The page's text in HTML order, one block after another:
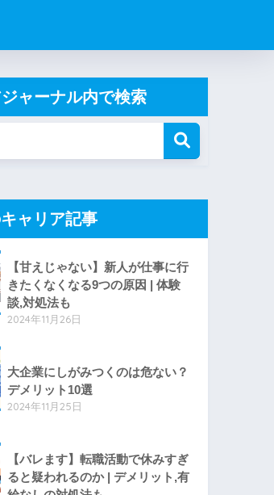
ャーナル内で検索
ャリア記事
【甘えじゃない】新人が仕事に行
きたくなくなる9つの原因 | 体験
談,対処法も
2024年11月26日
大企業にしがみつくのは危ない？
デメリット10選
2024年11月25日
【バレます】転職活動で休みすぎ
ると疑われるのか | デメリット,有